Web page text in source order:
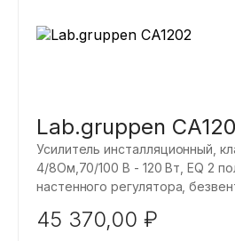
Lab.gruppen
Усилитель инсталляционный,
4/8Ом,70/100 B - 120 Вт, EQ 2
настенного регулятора,
45 370,00 ₽